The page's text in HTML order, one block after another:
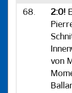
68. 2:0!
von